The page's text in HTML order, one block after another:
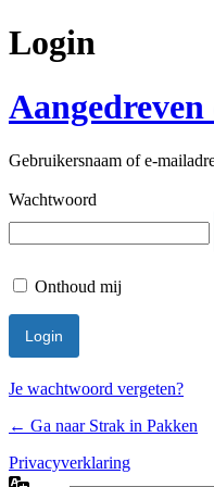
Login
Gebruikersnaam of e-
Wachtwoord
Onthoud mij
Je wachtwoord vergeten?
← Ga naar Strak in Pakken
Privacyverklaring